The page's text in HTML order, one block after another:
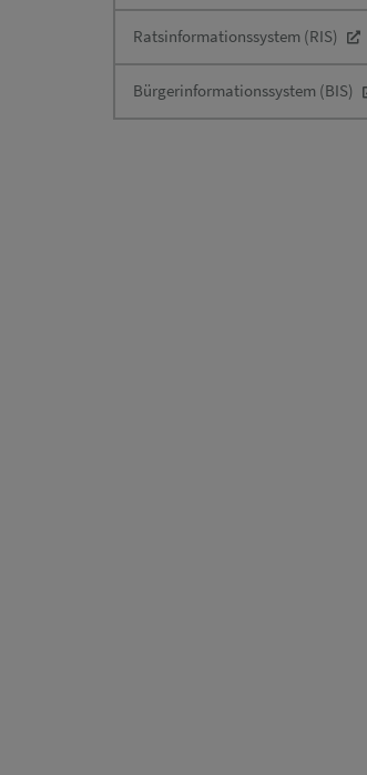
Ratsinformationssystem (RIS)
Bürgerinformationssystem (BIS)